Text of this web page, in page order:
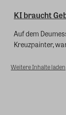
KI braucht
Auf dem
Kreuzpainter,
Weitere Inhalte laden